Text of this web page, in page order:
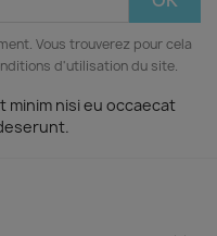
Vous trouverez pour cela
d'utilisation du site.
minim nisi eu occaecat